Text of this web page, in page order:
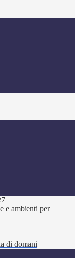
e ambienti per
di domani